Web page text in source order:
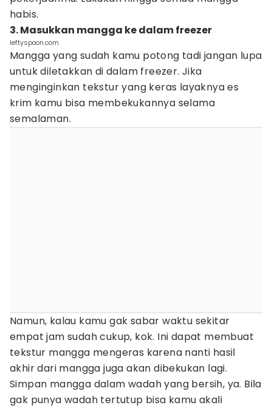
habis.
3. Masukkan mangga ke dalam freezer
leftyspoon.com
Mangga yang sudah kamu potong tadi jangan lupa
untuk diletakkan di dalam freezer. Jika
menginginkan tekstur yang keras layaknya es
krim kamu bisa membekukannya selama
semalaman.
Namun, kalau kamu gak sabar waktu sekitar
empat jam sudah cukup, kok. Ini dapat membuat
tekstur mangga mengeras karena nanti hasil
akhir dari mangga juga akan dibekukan lagi.
Simpan mangga dalam wadah yang bersih, ya. Bila
gak punya wadah tertutup bisa kamu akali